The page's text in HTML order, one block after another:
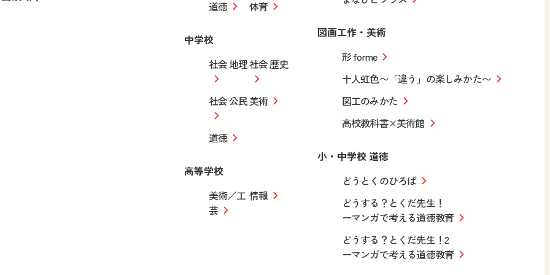
道徳 体育
中学校
社会 地理社会 歴史
社会 公民美術
道徳
高等学校
美術／工
芸
情報
図画工作・美術
形 forme
十人虹色〜「違う」の楽しみかた〜
図工のみかた
高校教科書×美術館
小・中学校 道徳
どうとくのひろば
どうする？とくだ先生！
ーマンガで考える道徳教育
どうする？とくだ先生！2
ーマンガで考える道徳教育